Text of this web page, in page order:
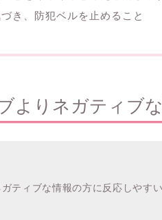
き、防犯ベルを止めること
よりネガティブ
ティブな情報の方に反応しやすい